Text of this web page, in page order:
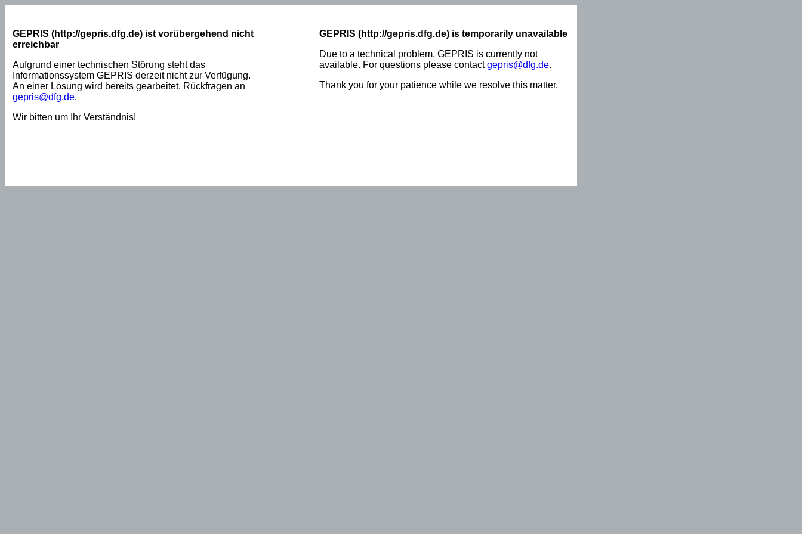
GEPRIS (http://gepris.dfg.de) ist vorübergehend nicht
erreichbar
Aufgrund einer technischen Störung steht das
Informationssystem GEPRIS derzeit nicht zur Verfügung.
An einer Lösung wird bereits gearbeitet. Rückfragen an
gepris@dfg.de.
Wir bitten um Ihr Verständnis!
GEPRIS (http://gepris.dfg.de) is temporarily unavailable
Due to a technical problem, GEPRIS is currently not
available. For questions please contactgepris@dfg.de.
Thank you for your patience while we resolve this matter.